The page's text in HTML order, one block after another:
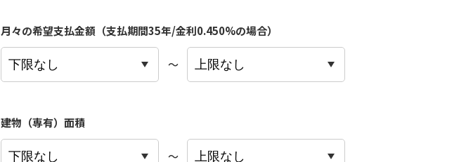
月々の希望支払金額（支払期間35年/金利0.450%の場合）
〜
建物（専有）面積
〜